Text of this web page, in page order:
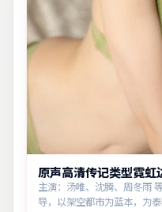
原声高清传记类型霓虹
主演：汤唯、沈腾、周冬
导，以架空都市为蓝本，为